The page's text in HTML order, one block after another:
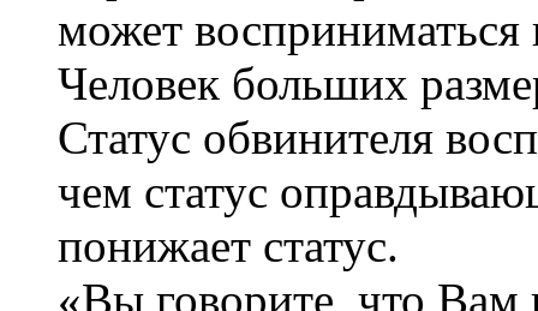
может
Человек больших
Статус обвинителя
чем статус
понижает статус.
«Вы говорите, что Вам